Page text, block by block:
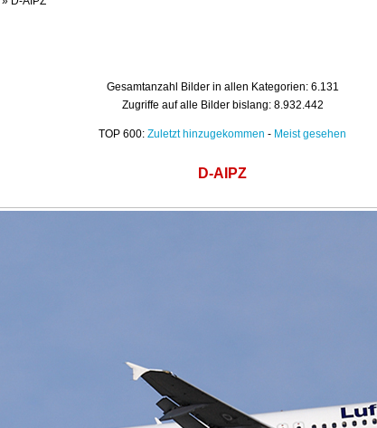
Gesamtanzahl Bilder in allen Kategorien: 6.131
Zugriffe auf alle Bilder bislang: 8.932.442
TOP 600:Zuletzt hinzugekommen - Meist gesehen
D-AIPZ